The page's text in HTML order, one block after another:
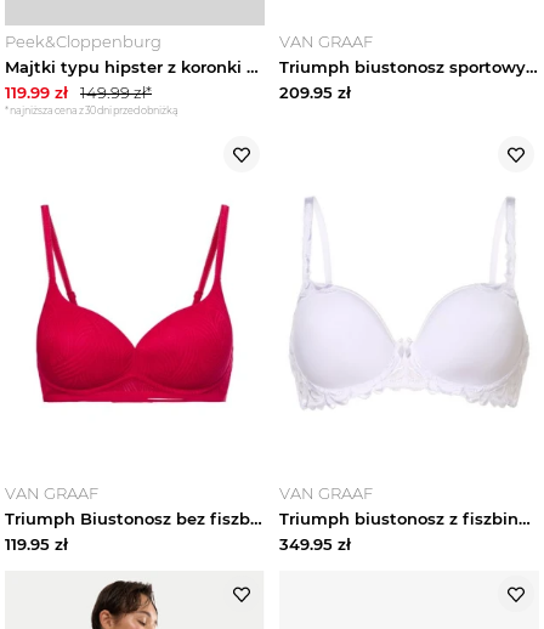
Peek&Cloppenburg
Majtki typu hipster z koronki model ‘Sensual Spotlight’ Triumph Średnioszary
119.99 zł 149.99zł*
*najniższa cena z 30 dni przed obniżką
VAN GRAAF
Triumph biustonosz sportowy Kobiety biały
209.95 zł
VAN GRAAF
Triumph Biustonosz bez fiszbin Kobiety czerwony
119.95 zł
VAN GRAAF
Triumph biustonosz z fiszbinami Kobiety Sztuczne włókno biały
349.95 zł